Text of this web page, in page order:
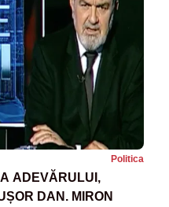
Politica
ADEVĂRULUI,
DAN. MIRON